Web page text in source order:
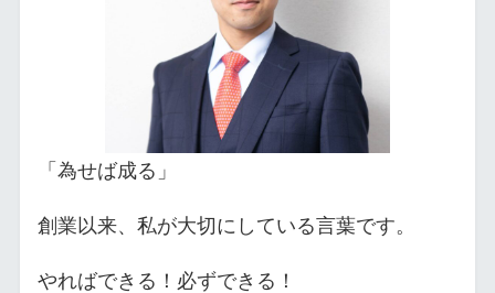
「為せば成る」
創業以来、私が大切にしている言葉です。
やればできる！必ずできる！